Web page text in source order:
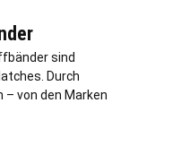
sind
Durch
von den Marken